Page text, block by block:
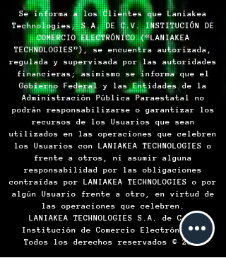
Se informa a los Clientes que Laniakea
Technologies, S.A. DE C.V. INSTITUCIÓN DE
COMERCIO ELECTRÓNICO (“LANIAKEA
TECHNOLOGIES”), se encuentra autorizada,
regulada y supervisada por las autoridades
financieras; asimismo se informa que el
Gobierno Federal y las Entidades de la
Administración Pública Paraestatal no
podrán responsabilizarse o garantizar los
recursos de los Usuarios que sean
utilizados en las operaciones que celebren
los Usuarios con LANIAKEA TECHNOLOGIES o
frente a otros, ni asumir alguna
responsabilidad por las obligaciones
contraídas por LANIAKEA TECHNOLOGIES o por
algún Usuario frente a otro, en virtud de
las operaciones que celebren.
LANIAKEA TECHNOLOGIES S.A. de C.V.
Institución de Comercio Electrónico -
Todos los derechos reservados © 2024